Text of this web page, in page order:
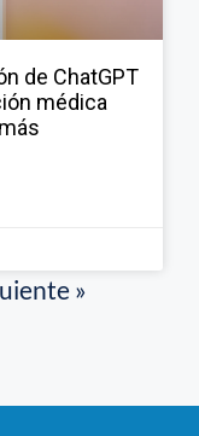
de ChatGPT
médica
»